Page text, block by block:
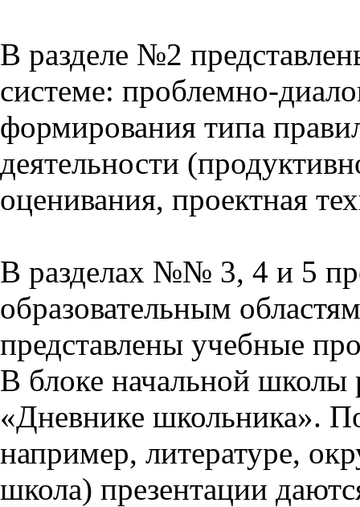
В разделе №2
системе: проблемно-
формирования типа
деятельности
оценивания, проектная
В разделах №№ 3, 4 и 5
образовательным
представлены учебные
В блоке начальной школы
«Дневнике школьника».
например, литературе,
школа) презентации